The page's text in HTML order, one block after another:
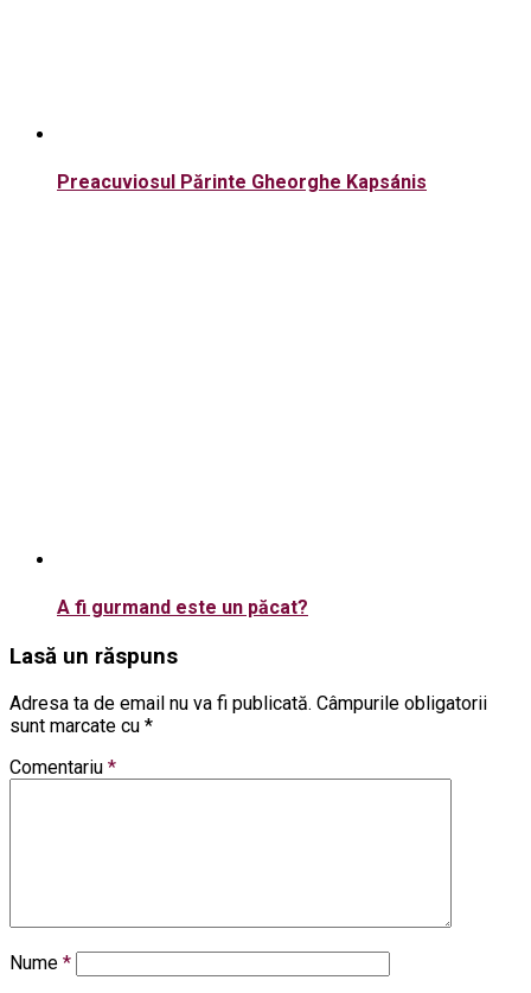
Preacuviosul Părinte Gheorghe Kapsánis
A fi gurmand este un păcat?
Lasă un răspuns
Adresa ta de email nu va fi publicată. Câmpurile obligatorii
sunt marcate cu *
Comentariu *
Nume *